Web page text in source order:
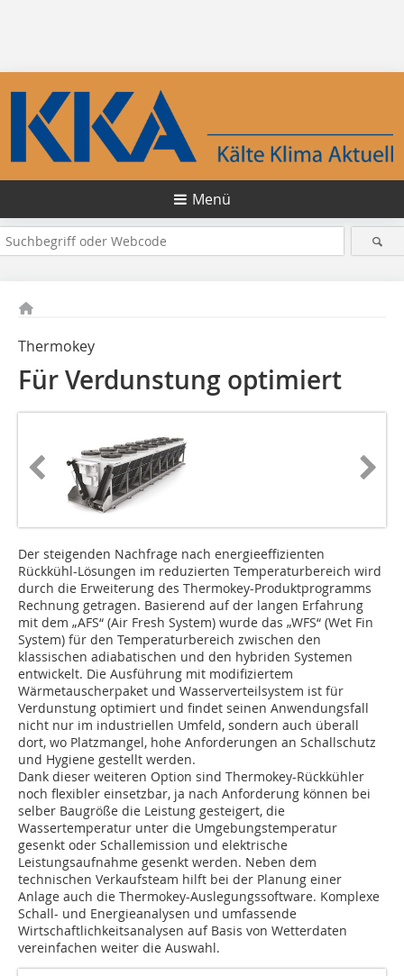
Menü
Thermokey
Für Verdunstung optimiert
Der steigenden Nachfrage nach energieeffizienten
Rückkühl-Lösungen im reduzierten Temperaturbereich wird
durch die Erweiterung des Thermokey-Produktprogramms
Rechnung getragen. Basierend auf der langen Erfahrung
mit dem „AFS“ (Air Fresh System) wurde das „WFS“ (Wet Fin
System) für den Temperaturbereich zwischen den
klassischen adiabatischen und den hybriden Systemen
entwickelt. Die Ausführung mit modifiziertem
Wärmetauscherpaket und Wasserverteilsystem ist für
Verdunstung optimiert und findet seinen Anwendungsfall
nicht nur im industriellen Umfeld, sondern auch überall
dort, wo Platzmangel, hohe Anforderungen an Schallschutz
und Hygiene gestellt werden.
Dank dieser weiteren Option sind Thermokey-Rückkühler
noch flexibler einsetzbar, ja nach Anforderung können bei
selber Baugröße die Leistung gesteigert, die
Wassertemperatur unter die Umgebungstemperatur
gesenkt oder Schallemission und elektrische
Leistungsaufnahme gesenkt werden. Neben dem
technischen Verkaufsteam hilft bei der Planung einer
Anlage auch die Thermokey-Auslegungssoftware. Komplexe
Schall- und Energieanalysen und umfassende
Wirtschaftlichkeitsanalysen auf Basis von Wetterdaten
vereinfachen weiter die Auswahl.